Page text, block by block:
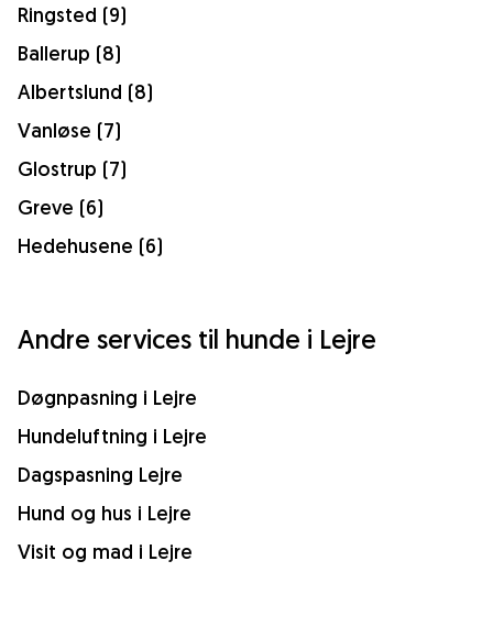
Ringsted (9)
Ballerup (8)
Albertslund (8)
Vanløse (7)
Glostrup (7)
Greve (6)
Hedehusene (6)
Andre services til hunde i Lejre
Døgnpasning i Lejre
Hundeluftning i Lejre
Dagspasning Lejre
Hund og hus i Lejre
Visit og mad i Lejre